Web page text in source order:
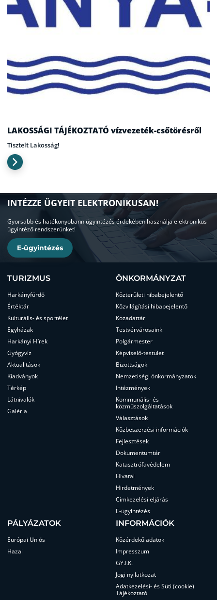
LAKOSSÁGI TÁJÉKOZTATÓ vízvezeték-csőtörésről
Tisztelt Lakosság!
INTÉZZE ÜGYEIT ELEKTRONIKUSAN!
Gyorsabb és hatékonyobann ügyintézés érdekében használja elektronikus
ügyintéző rendszerünket!
E-ügyintézés
TURIZMUS
Harkányfürdő
Értéktár
Kulturális- és sportélet
Egyházak
Harkányi Hírek
Gyógyvíz
Aktualitások
Kiadványok
Térkép
Látnivalók
Galéria
ÖNKORMÁNYZAT
Közterületi hibabejelentő
Közvilágítási hibabejelentő
Közadattár
Testvérvárosaink
Polgármester
Képviselő-testület
Bizottságok
Nemzetiségi önkormányzatok
Intézmények
Kommunális- és
közműszolgáltatások
Választások
Közbeszerzési információk
Fejlesztések
Dokumentumtár
Katasztrófavédelem
Hivatal
Hirdetmények
Címkezelési eljárás
E-ügyintézés
PÁLYÁZATOK
Európai Uniós
Hazai
INFORMÁCIÓK
Közérdekű adatok
Impresszum
GY.I.K.
Jogi nyilatkozat
Adatkezelési- és Süti (cookie)
Tájékoztató